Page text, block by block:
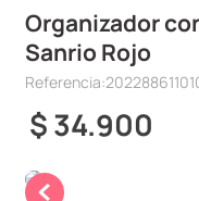
Organizador
Sanrio Rojo
Referencia:
$34.900
1.
peluche
2.
hello kitty
3.
snoopy
4.
ositos cariñositos
5.